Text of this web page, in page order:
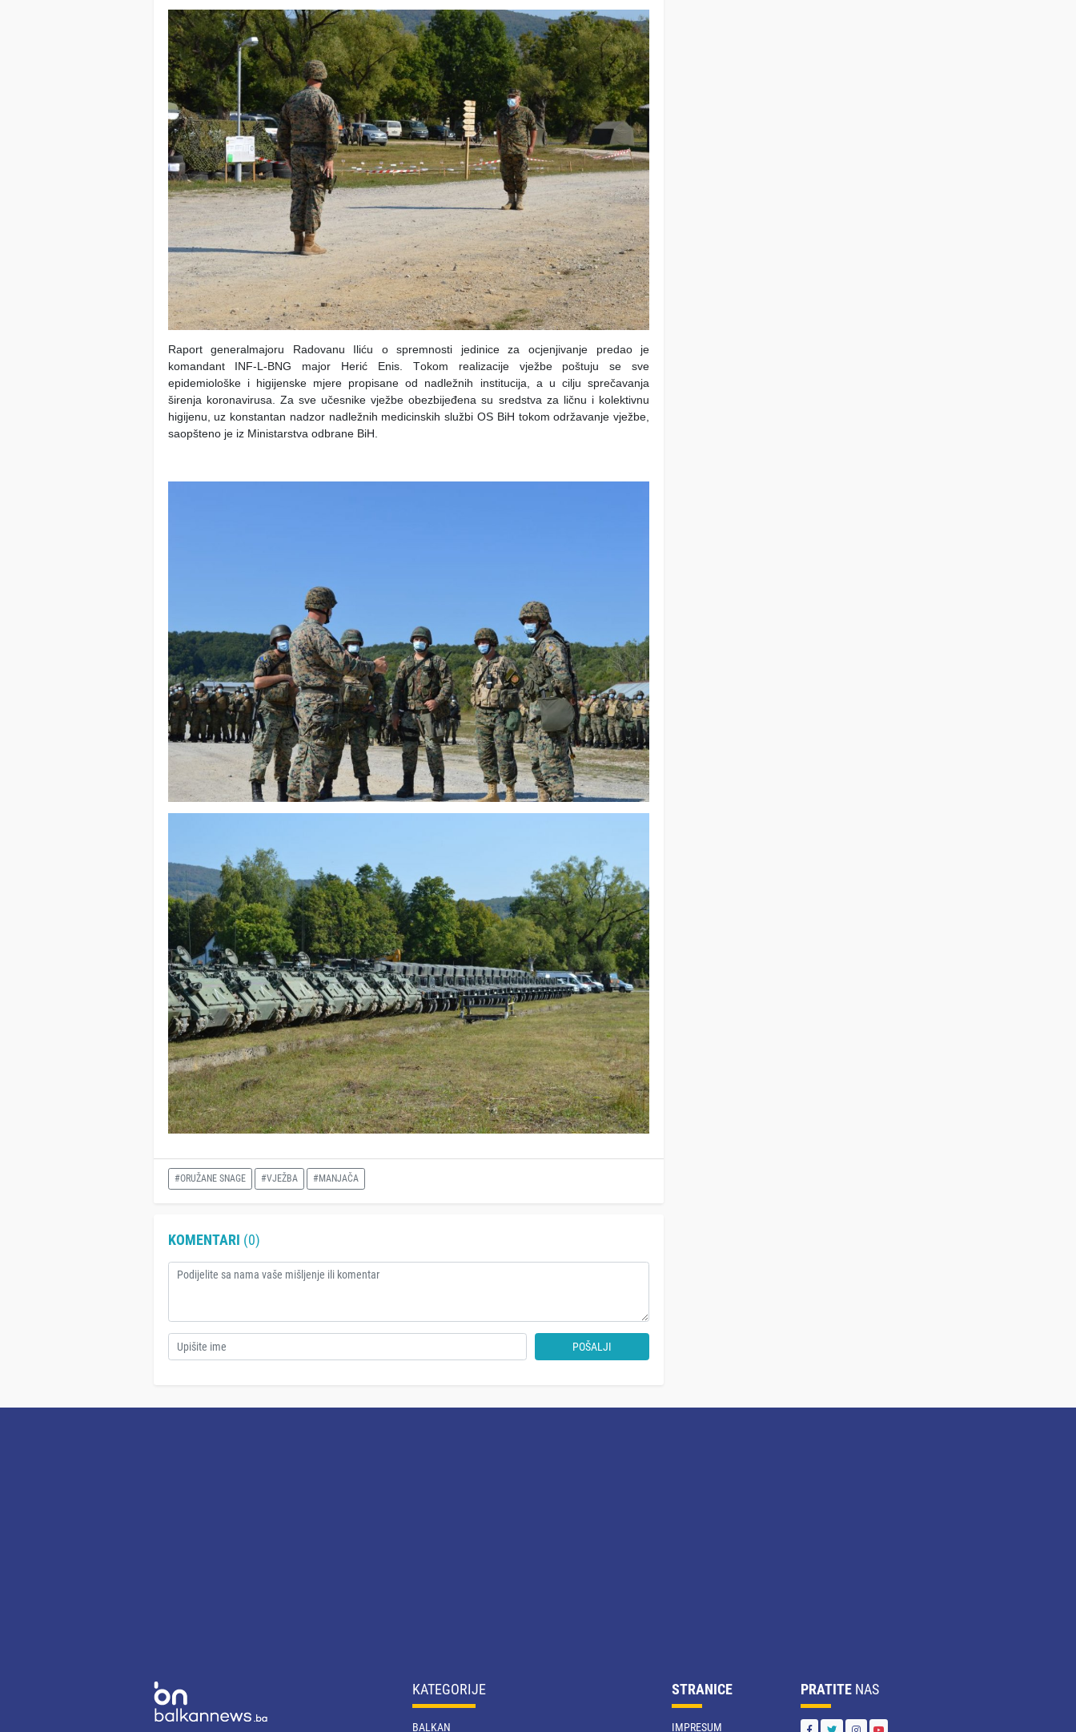
Raport generalmajoru Radovanu Iliću o spremnosti jedinice za ocjenjivanje predao je
komandant INF-L-BNG major Herić Enis. Тokom realizacije vježbe poštuju se sve
epidemiološke i higijenske mjere propisane od nadležnih institucija, a u cilju sprečavanja
širenja koronavirusa. Za sve učesnike vježbe obezbijeđena su sredstva za ličnu i kolektivnu
higijenu, uz konstantan nadzor nadležnih medicinskih službi OS BiH tokom održavanje vježbe,
saopšteno je iz Ministarstva odbrane BiH.
#ORUŽANE SNAGE #VJEŽBA #MANJAČA
KOMENTARI (0)
POŠALJI
KATEGORIJE
BALKAN
STRANICE
IMPRESUM
PRATITE NAS